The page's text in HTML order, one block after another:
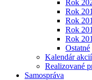
Rok
Rok
Rok
Rok
Rok
Ostatné
Kalendár akcií
Realizované
Samospráva